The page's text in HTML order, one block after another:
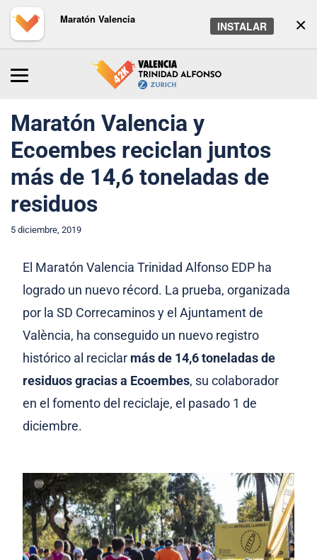
×
Maratón Valencia
INSTALAR
Noticias
Maratón Valencia y
Ecoembes reciclan juntos
más de 14,6 toneladas de
residuos
5 diciembre, 2019
El Maratón Valencia Trinidad Alfonso EDP ha
logrado un nuevo récord. La prueba, organizada
por la SD Correcaminos y el Ajuntament de
València, ha conseguido un nuevo registro
histórico al reciclar más de 14,6 toneladas de
residuos gracias a Ecoembes, su colaborador
en el fomento del reciclaje, el pasado 1 de
diciembre.